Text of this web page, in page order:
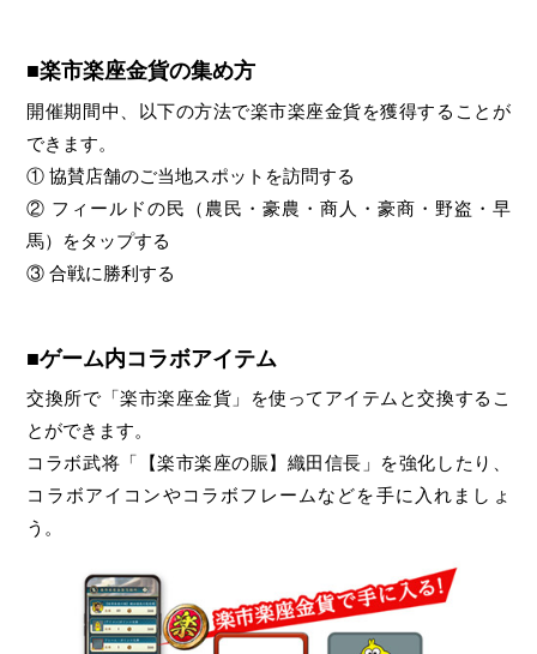
■楽市楽座金貨の集め方
開催期間中、以下の方法で楽市楽座金貨を獲得することが
できます。
① 協賛店舗のご当地スポットを訪問する
② フィールドの民（農民・豪農・商人・豪商・野盗・早
馬）をタップする
③ 合戦に勝利する
■ゲーム内コラボアイテム
交換所で「楽市楽座金貨」を使ってアイテムと交換するこ
とができます。
コラボ武将「【楽市楽座の賑】織田信長」を強化したり、
コラボアイコンやコラボフレームなどを手に入れましょ
う。